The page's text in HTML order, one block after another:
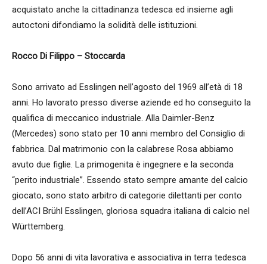
acquistato anche la cittadinanza tedesca ed insieme agli
autoctoni difondiamo la solidità delle istituzioni.
Rocco Di Filippo – Stoccarda
Sono arrivato ad Esslingen nell’agosto del 1969 all’età di 18
anni. Ho lavorato presso diverse aziende ed ho conseguito la
qualifica di meccanico industriale. Alla Daimler-Benz
(Mercedes) sono stato per 10 anni membro del Consiglio di
fabbrica. Dal matrimonio con la calabrese Rosa abbiamo
avuto due figlie. La primogenita è ingegnere e la seconda
“perito industriale”. Essendo stato sempre amante del calcio
giocato, sono stato arbitro di categorie dilettanti per conto
dell’ACI Brühl Esslingen, gloriosa squadra italiana di calcio nel
Württemberg.
Dopo 56 anni di vita lavorativa e associativa in terra tedesca